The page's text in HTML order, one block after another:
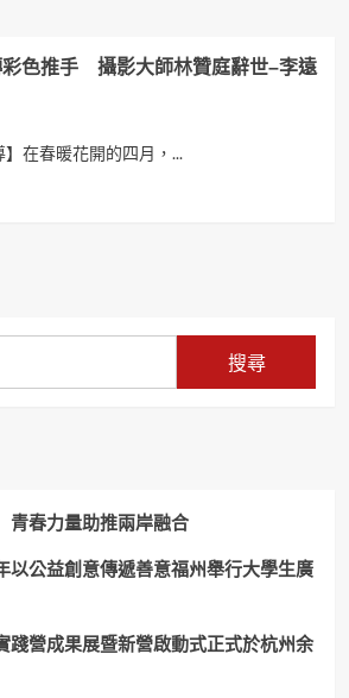
彩色推手 攝影大師林贊庭辭世–李遠
】在春暖花開的四月，...
搜尋
春力量助推兩岸融合
以公益創意傳遞善意福州舉行大學生廣
踐營成果展暨新營啟動式正式於杭州余